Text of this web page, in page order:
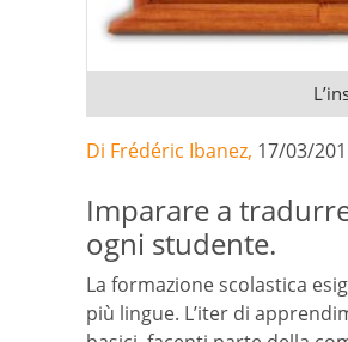
Di Frédéric Ibanez, 17/03/
Imparare a
ogni studente.
La formazione scolastica
più lingue. L’iter di